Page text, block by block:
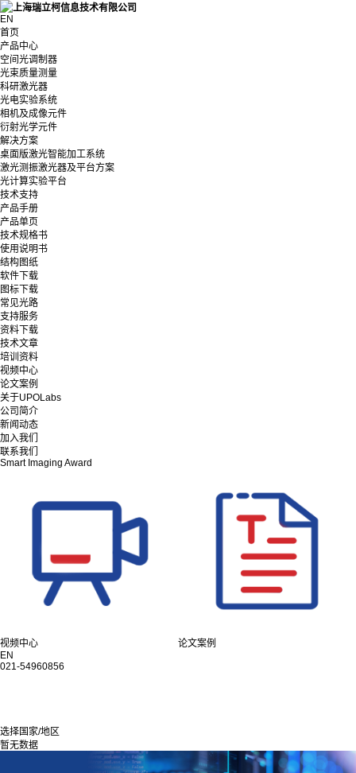
EN
首页
产品中心
空间光调制器
光束质量测量
科研激光器
光电实验系统
相机及成像元件
衍射光学元件
解决方案
桌面版激光智能加工系统
激光测振激光器及平台方案
光计算实验平台
技术支持
产品手册
产品单页
技术规格书
使用说明书
结构图纸
软件下载
图标下载
常见光路
支持服务
资料下载
技术文章
培训资料
视频中心
论文案例
关于UPOLabs
公司简介
新闻动态
加入我们
联系我们
Smart Imaging Award
视频中心
论文案例
EN
021-54960856
选择国家/地区
暂无数据